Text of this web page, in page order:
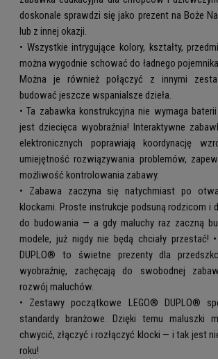
doskonale sprawdzi się jako prezent na Boże
lub z innej okazji.
• Wszystkie intrygujące kolory, kształty,
można wygodnie schować do ładnego
Można je również połączyć z innymi
budować jeszcze wspanialsze dzieła.
• Ta zabawka konstrukcyjna nie wymaga
jest dziecięca wyobraźnia! Interaktywne
elektronicznych poprawiają koordynację
umiejętność rozwiązywania problemów,
możliwość kontrolowania zabawy.
• Zabawa zaczyna się natychmiast po
klockami. Proste instrukcje podsuną rodzicom i
do budowania — a gdy maluchy raz zaczną
modele, już nigdy nie będą chciały przestać!
DUPLO® to świetne prezenty dla
wyobraźnię, zachęcają do swobodnej
rozwój maluchów.
• Zestawy początkowe LEGO® DUPLO®
standardy branżowe. Dzięki temu maluszki
chwycić, złączyć i rozłączyć klocki — i tak jest
roku!